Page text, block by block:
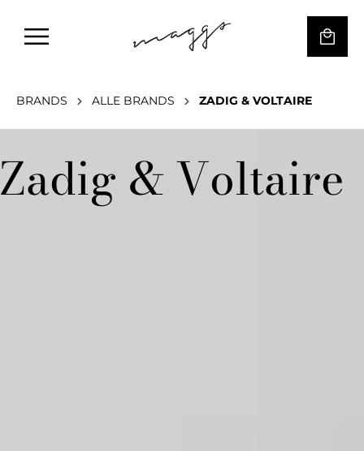
BRANDS ALLE BRANDS ZADIG & VOLTAIRE
Zadig & Voltaire